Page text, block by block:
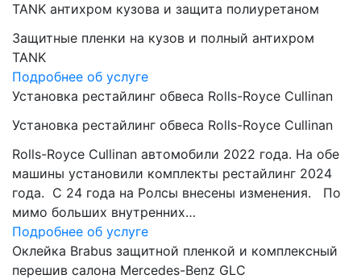
TANK антихром кузова и защита полиуретаном
Защитные пленки на кузов и полный антихром
TANK
Подробнее об услуге
Установка рестайлинг обвеса Rolls-Royce Cullinan
Установка рестайлинг обвеса Rolls-Royce Cullinan
Rolls-Royce Cullinan автомобили 2022 года. На обе
машины установили комплекты рестайлинг 2024
года. C 24 года на Ролсы внесены изменения. По
мимо больших внутренних…
Подробнее об услуге
Оклейка Brabus защитной пленкой и комплексный
перешив салона Mercedes-Benz GLC